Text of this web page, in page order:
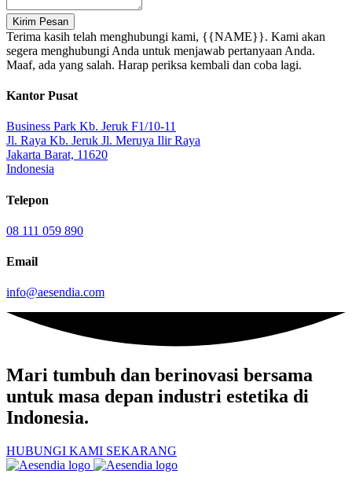
Kirim Pesan
Terima kasih telah menghubungi kami, {{NAME}}. Kami akan
segera menghubungi Anda untuk menjawab pertanyaan Anda.
Maaf, ada yang salah. Harap periksa kembali dan coba lagi.
Kantor Pusat
Business Park Kb. Jeruk F1/10-11
Jl. Raya Kb. Jeruk Jl. Meruya Ilir Raya
Jakarta Barat, 11620
Indonesia
Telepon
08 111 059 890
Email
info@aesendia.com
Mari tumbuh dan berinovasi bersama
untuk masa depan industri estetika di
Indonesia.
HUBUNGI KAMI SEKARANG